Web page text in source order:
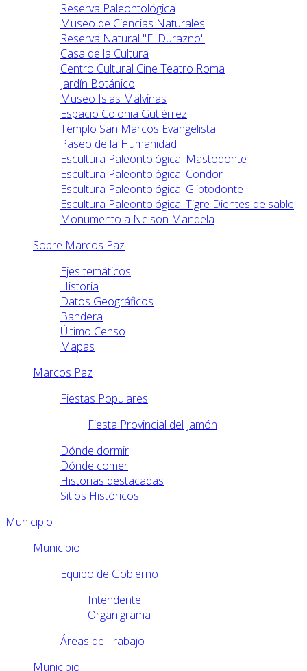
Reserva Paleontológica
Museo de Ciencias Naturales
Reserva Natural "El Durazno"
Casa de la Cultura
Centro Cultural Cine Teatro Roma
Jardín Botánico
Museo Islas Malvinas
Espacio Colonia Gutiérrez
Templo San Marcos Evangelista
Paseo de la Humanidad
Escultura Paleontológica: Mastodonte
Escultura Paleontológica: Condor
Escultura Paleontológica: Gliptodonte
Escultura Paleontológica: Tigre Dientes de sable
Monumento a Nelson Mandela
Sobre Marcos Paz
Ejes temáticos
Historia
Datos Geográficos
Bandera
Último Censo
Mapas
Marcos Paz
Fiestas Populares
Fiesta Provincial del Jamón
Dónde dormir
Dónde comer
Historias destacadas
Sitios Históricos
Municipio
Municipio
Equipo de Gobierno
Intendente
Organigrama
Áreas de Trabajo
Municipio